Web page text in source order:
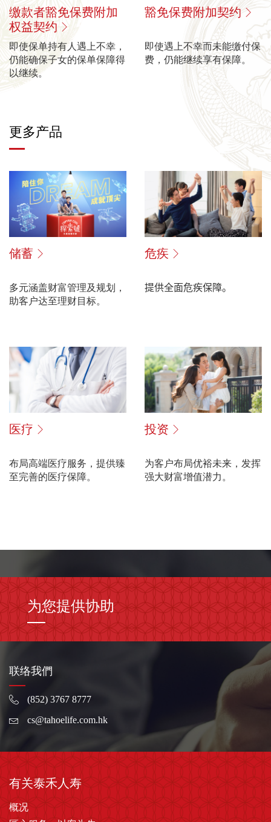
缴款者豁免保费附加
权益契约
即使保单持有人遇上不幸，
仍能确保子女的保单保障得
以继续。
豁免保费附加契约
即使遇上不幸而未能缴付保
费，仍能继续享有保障。
更多产品
储蓄
多元涵盖财富管理及规划，
助客户达至理财目标。
危疾
提供全面危疾保障。
医疗
布局高端医疗服务，提供臻
至完善的医疗保障。
投资
为客户布局优裕未来，发挥
强大财富增值潜力。
为您提供协助
联络我們
(852) 3767 8777
cs@tahoelife.com.hk
有关泰禾人寿
概况